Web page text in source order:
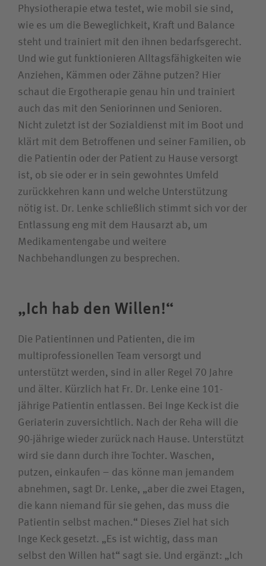
Physiotherapie etwa testet, wie mobil sie sind,
wie es um die Beweglichkeit, Kraft und Balance
steht und trainiert mit den ihnen bedarfsgerecht.
Und wie gut funktionieren Alltagsfähigkeiten wie
Anziehen, Kämmen oder Zähne putzen? Hier
schaut die Ergotherapie genau hin und trainiert
auch das mit den Seniorinnen und Senioren.
Nicht zuletzt ist der Sozialdienst mit im Boot und
klärt mit dem Betroffenen und seiner Familien, ob
die Patientin oder der Patient zu Hause versorgt
ist, ob sie oder er in sein gewohntes Umfeld
zurückkehren kann und welche Unterstützung
nötig ist. Dr. Lenke schließlich stimmt sich vor der
Entlassung eng mit dem Hausarzt ab, um
Medikamentengabe und weitere
Nachbehandlungen zu besprechen.
„Ich hab den Willen!“
Die Patientinnen und Patienten, die im
multiprofessionellen Team versorgt und
unterstützt werden, sind in aller Regel 70 Jahre
und älter. Kürzlich hat Fr. Dr. Lenke eine 101-
jährige Patientin entlassen. Bei Inge Keck ist die
Geriaterin zuversichtlich. Nach der Reha will die
90-jährige wieder zurück nach Hause. Unterstützt
wird sie dann durch ihre Tochter. Waschen,
putzen, einkaufen – das könne man jemandem
abnehmen, sagt Dr. Lenke, „aber die zwei Etagen,
die kann niemand für sie gehen, das muss die
Patientin selbst machen.“ Dieses Ziel hat sich
Inge Keck gesetzt. „Es ist wichtig, dass man
selbst den Willen hat“ sagt sie. Und ergänzt: „Ich